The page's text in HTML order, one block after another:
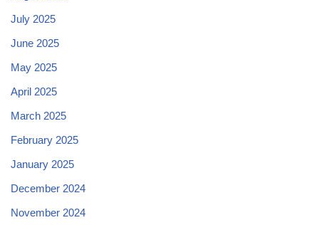
July 2025
June 2025
May 2025
April 2025
March 2025
February 2025
January 2025
December 2024
November 2024